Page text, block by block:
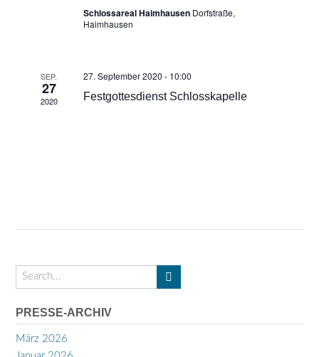
Schlossareal Haimhausen Dorfstraße,
Haimhausen
SEP.
27
2020
27. September 2020 - 10:00
Festgottesdienst Schlosskapelle
PRESSE-ARCHIV
März 2026